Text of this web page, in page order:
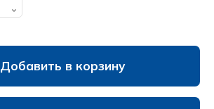
Добавить в корзину